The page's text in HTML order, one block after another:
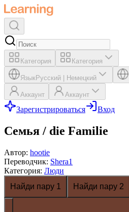
Категория Категория
ЯзыкРусский Немецкий
Аккаунт Аккаунт
Зарегистрироваться Вход
Семья / die Familie
Автор: hootie
Переводчик: Shera1
Категория: Люди
Найди пару 1
Найди пару 2